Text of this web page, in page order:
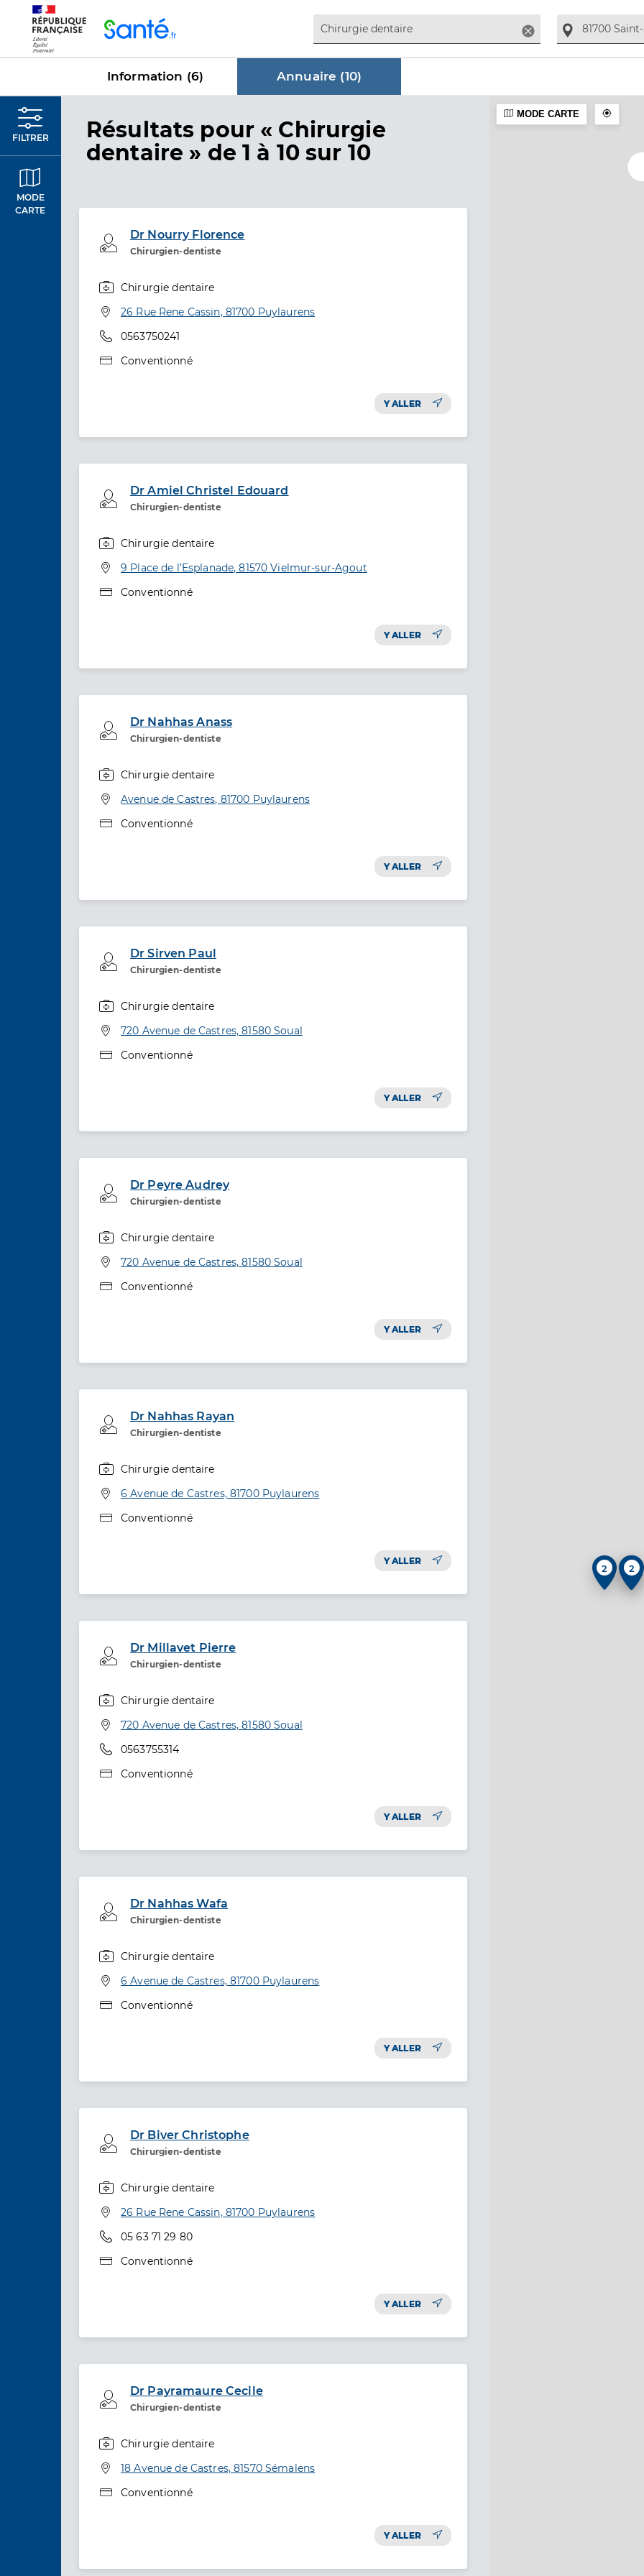
Supprimer
Information (6) Annuaire (10)
FILTRER
MODE
CARTE
Résultats dans Annuaire
pour « Chirurgie
dentaire » de 1 à 10 sur 10
Dr Nourry Florence
Chirurgien-dentiste
Professionel de santé
Chirurgie dentaire
Adresse
26 Rue Rene Cassin, 81700 Puylaurens
Téléphone
0563750241
Type de convention
Conventionné
Y ALLER
Dr Amiel Christel Edouard
Chirurgien-dentiste
Professionel de santé
Chirurgie dentaire
Adresse
9 Place de l’Esplanade, 81570 Vielmur-sur-Agout
Type de convention
Conventionné
Y ALLER
Dr Nahhas Anass
Chirurgien-dentiste
Professionel de santé
Chirurgie dentaire
Adresse
Avenue de Castres, 81700 Puylaurens
Type de convention
Conventionné
Y ALLER
Dr Sirven Paul
Chirurgien-dentiste
Professionel de santé
Chirurgie dentaire
Adresse
720 Avenue de Castres, 81580 Soual
Type de convention
Conventionné
Y ALLER
Dr Peyre Audrey
Chirurgien-dentiste
Professionel de santé
Chirurgie dentaire
Adresse
720 Avenue de Castres, 81580 Soual
Type de convention
Conventionné
Y ALLER
Dr Nahhas Rayan
Chirurgien-dentiste
Professionel de santé
Chirurgie dentaire
Adresse
6 Avenue de Castres, 81700 Puylaurens
Type de convention
Conventionné
Y ALLER
Dr Millavet Pierre
Chirurgien-dentiste
Professionel de santé
Chirurgie dentaire
Adresse
720 Avenue de Castres, 81580 Soual
Téléphone
0563755314
Type de convention
Conventionné
Y ALLER
Dr Nahhas Wafa
Chirurgien-dentiste
Professionel de santé
Chirurgie dentaire
Adresse
6 Avenue de Castres, 81700 Puylaurens
Type de convention
Conventionné
Y ALLER
Dr Biver Christophe
Chirurgien-dentiste
Professionel de santé
Chirurgie dentaire
Adresse
26 Rue Rene Cassin, 81700 Puylaurens
Téléphone
05 63 71 29 80
Type de convention
Conventionné
Y ALLER
Dr Payramaure Cecile
Chirurgien-dentiste
Professionel de santé
Chirurgie dentaire
Adresse
18 Avenue de Castres, 81570 Sémalens
Type de convention
Conventionné
Y ALLER
2 2
MODE CARTE
Panneau de gestion des cookies